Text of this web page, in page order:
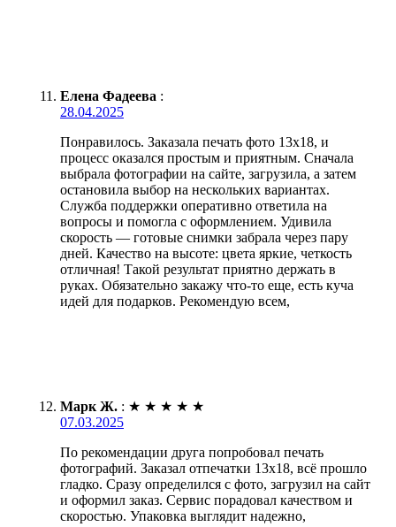
Елена Фадеева :
28.04.2025
Понравилось. Заказала печать фото 13х18, и
процесс оказался простым и приятным. Сначала
выбрала фотографии на сайте, загрузила, а затем
остановила выбор на нескольких вариантах.
Служба поддержки оперативно ответила на
вопросы и помогла с оформлением. Удивила
скорость — готовые снимки забрала через пару
дней. Качество на высоте: цвета яркие, четкость
отличная! Такой результат приятно держать в
руках. Обязательно закажу что-то еще, есть куча
идей для подарков. Рекомендую всем,
Марк Ж. : ★ ★ ★ ★ ★
07.03.2025
По рекомендации друга попробовал печать
фотографий. Заказал отпечатки 13х18, всё прошло
гладко. Сразу определился с фото, загрузил на сайт
и оформил заказ. Сервис порадовал качеством и
скоростью. Упаковка выглядит надежно,